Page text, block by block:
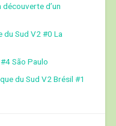
d’un
du Sud V2 #0 La
São Paulo
du Sud V2 Brésil #1